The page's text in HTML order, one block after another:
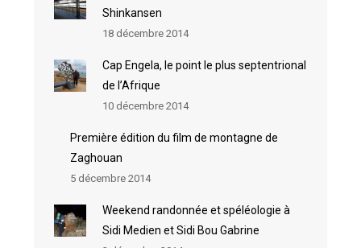
Shinkansen
18 décembre 2014
Cap Engela, le point le plus septentrional
de l’Afrique
10 décembre 2014
Première édition du film de montagne de
Zaghouan
5 décembre 2014
Weekend randonnée et spéléologie à
Sidi Medien et Sidi Bou Gabrine